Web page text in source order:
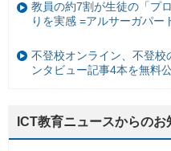
教員の約7割が生徒の「プ
りを実感 =アルサーガパー
不登校オンライン、不登校
ンタビュー記事4本を無料
ICT教育ニュースからのお